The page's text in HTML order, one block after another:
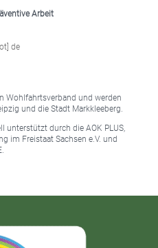
Arbeit
de
Wohlfahrtsverband und werden
und die Stadt Markkleeberg.
unterstützt durch die AOK PLUS,
im Freistaat Sachsen e.V. und